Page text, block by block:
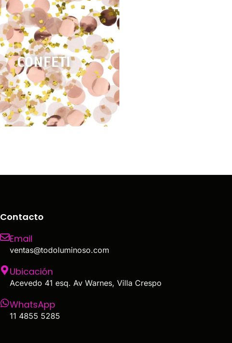
CONFETI
Contacto
Email
ventas@todoluminoso.com
Ubicación
Acevedo 41 esq. Av Warnes, Villa Crespo
WhatsApp
11 4855 5285